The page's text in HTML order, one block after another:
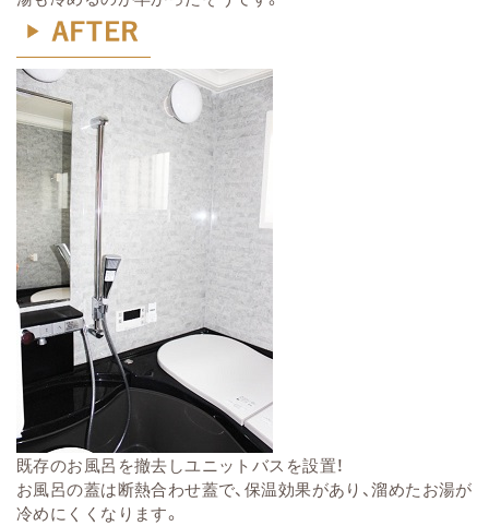
既存のお風呂を撤去しユニットバスを設置！
お風呂の蓋は断熱合わせ蓋で、保温効果があり、溜めたお湯が
冷めにくくなります。